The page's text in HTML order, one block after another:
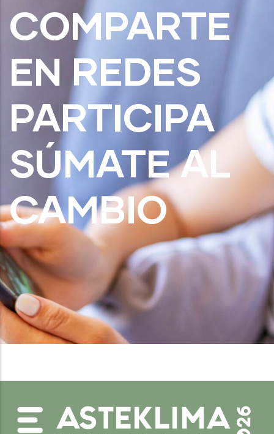
COMPARTE
EN REDES
PARTICIPA
SÚMATE AL
CAMBIO